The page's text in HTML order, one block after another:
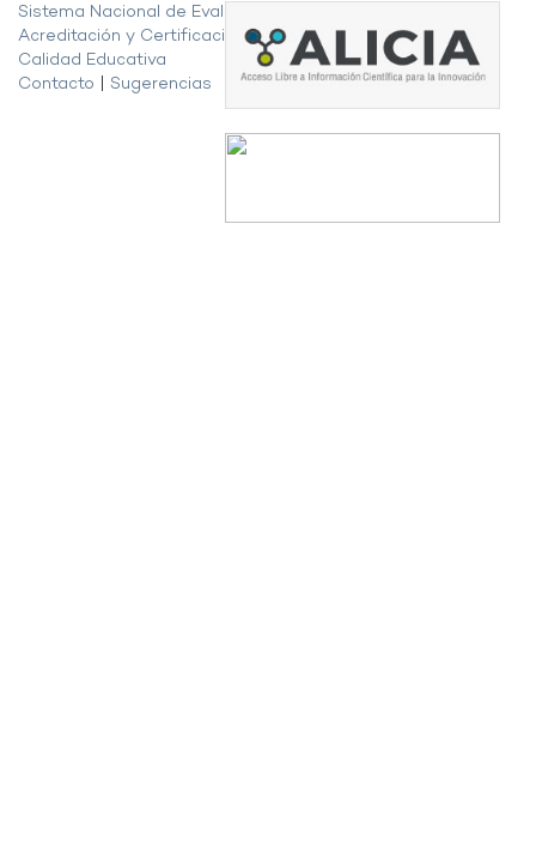
Sistema Nacional de Evaluación,
Acreditación y Certificación de la
Calidad Educativa
Contacto
Sugerencias